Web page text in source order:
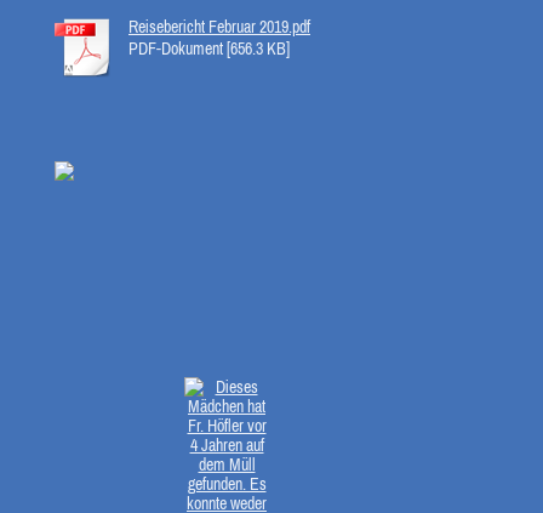
Reisebericht Februar 2019.pdf
PDF-Dokument [656.3 KB]